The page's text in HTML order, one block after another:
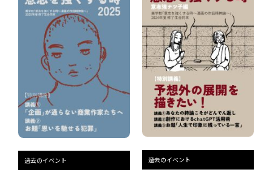
その他
イベントレポート
インタビュー
受講生・修了生の活動
展覧会アーカイブ
座談会
過去のイベント 過去のイベント